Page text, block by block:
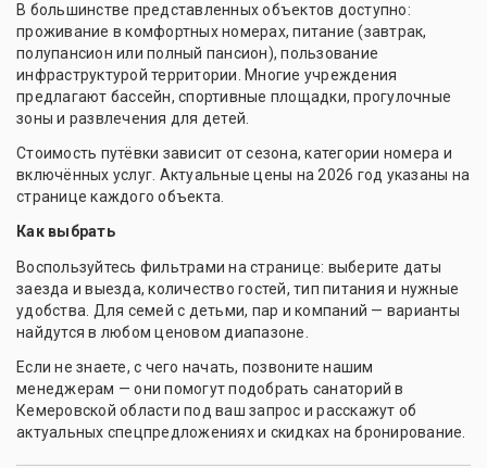
В большинстве представленных объектов доступно:
проживание в комфортных номерах, питание (завтрак,
полупансион или полный пансион), пользование
инфраструктурой территории. Многие учреждения
предлагают бассейн, спортивные площадки, прогулочные
зоны и развлечения для детей.
Стоимость путёвки зависит от сезона, категории номера и
включённых услуг. Актуальные цены на 2026 год указаны на
странице каждого объекта.
Как выбрать
Воспользуйтесь фильтрами на странице: выберите даты
заезда и выезда, количество гостей, тип питания и нужные
удобства. Для семей с детьми, пар и компаний — варианты
найдутся в любом ценовом диапазоне.
Если не знаете, с чего начать, позвоните нашим
менеджерам — они помогут подобрать санаторий в
Кемеровской области под ваш запрос и расскажут об
актуальных спецпредложениях и скидках на бронирование.